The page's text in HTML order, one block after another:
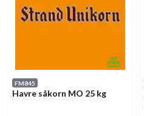
FM845
Havre såkorn MO 25 kg